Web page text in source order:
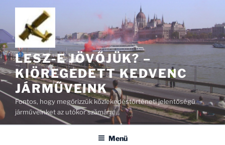
Tartalomhoz
LESZ-E JÖVŐJÜK? –
KIÖREGEDETT KEDVENC
JÁRMŰVEINK
Fontos, hogy megőrizzük közlekedéstörténeti jelentőségű
járműveinket az utókor számára.
Menü